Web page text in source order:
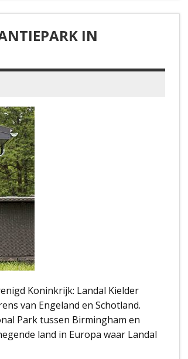
IN
Koninkrijk: Landal Kielder
van Engeland en Schotland.
Park tussen Birmingham en
land in Europa waar Landal